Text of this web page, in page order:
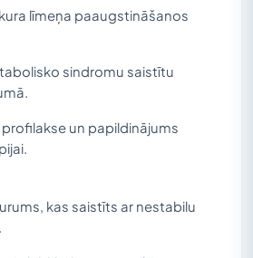
līmeņa paaugstināšanos
sindromu saistītu
un papildinājums
kas saistīts ar nestabilu